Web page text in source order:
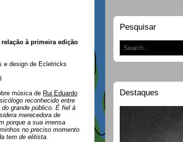
à primeira edição
e design de Ecletricks
música de Rui Eduardo
reconhecido entre
grande público. É fiel à
merecedora de
porque a sua imensa
no preciso momento
tem de elitista.
Pesquisar
Destaques